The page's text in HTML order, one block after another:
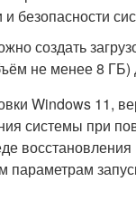
и безопасности
создать
не менее 8 ГБ)
Windows 11,
системы при
параметрам